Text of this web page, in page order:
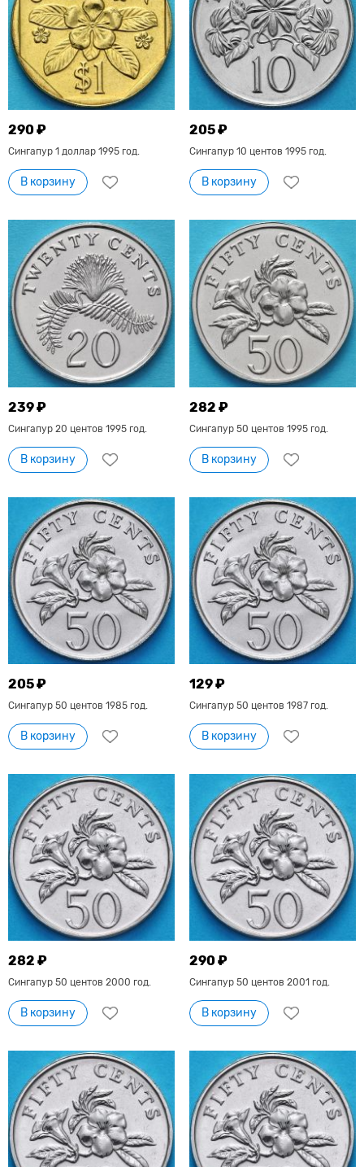
290 ₽
Сингапур 1 доллар 1995 год.
В корзину
205 ₽
Сингапур 10 центов 1995 год.
В корзину
239 ₽
Сингапур 20 центов 1995 год.
В корзину
282 ₽
Сингапур 50 центов 1995 год.
В корзину
205 ₽
Сингапур 50 центов 1985 год.
В корзину
129 ₽
Сингапур 50 центов 1987 год.
В корзину
282 ₽
Сингапур 50 центов 2000 год.
В корзину
290 ₽
Сингапур 50 центов 2001 год.
В корзину